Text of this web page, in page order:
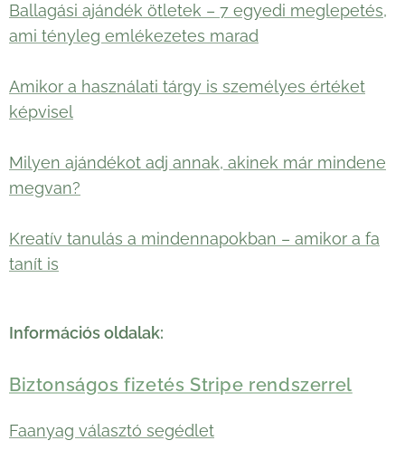
Ballagási ajándék ötletek – 7 egyedi meglepetés,
ami tényleg emlékezetes marad
Amikor a használati tárgy is személyes értéket
képvisel
Milyen ajándékot adj annak, akinek már mindene
megvan?
Kreatív tanulás a mindennapokban – amikor a fa
tanít is
Információs oldalak:
Biztonságos fizetés Stripe rendszerrel
Faanyag választó segédlet